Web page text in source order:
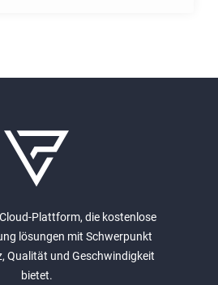
Plattform, die kostenlose
lösungen mit Schwerpunkt
Qualität und Geschwindigkeit
bietet.